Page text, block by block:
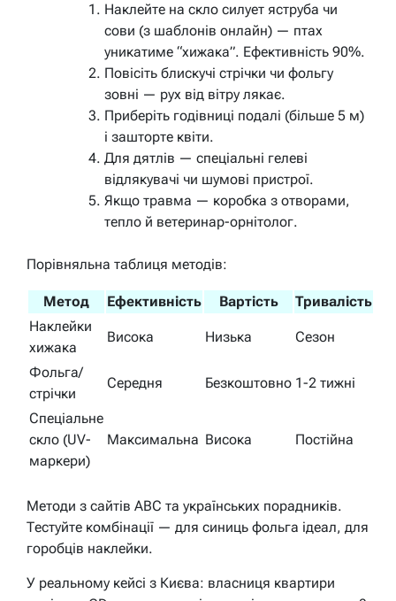
Наклейте на скло силует яструба чи
сови (з шаблонів онлайн) — птах
уникатиме “хижака”. Ефективність 90%.
Повісіть блискучі стрічки чи фольгу
зовні — рух від вітру лякає.
Приберіть годівниці подалі (більше 5 м)
і зашторте квіти.
Для дятлів — спеціальні гелеві
відлякувачі чи шумові пристрої.
Якщо травма — коробка з отворами,
тепло й ветеринар-орнітолог.
Порівняльна таблиця методів:
Метод Ефективність Вартість
Тривалість
Наклейки
хижака
Висока Низька Сезон
Фольга/
стрічки
Середня Безкоштовно 1-2 тижні
Спеціальне
скло (UV-
маркери)
Максимальна Висока Постійна
Методи з сайтів ABC та українських порадників.
Тестуйте комбінації — для синиць фольга ідеал, для
горобців наклейки.
У реальному кейсі з Києва: власниця квартири